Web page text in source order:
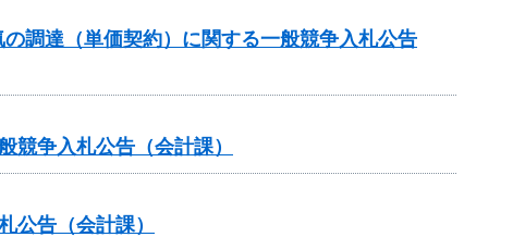
調達（単価契約）に関する一般競争入札公告
競争入札公告（会計課）
公告（会計課）